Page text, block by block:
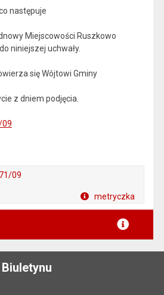
następuje
Miejscowości Ruszkowo
niniejszej uchwały.
się Wójtowi Gminy
z dniem podjęcia.
09
09
metryczka